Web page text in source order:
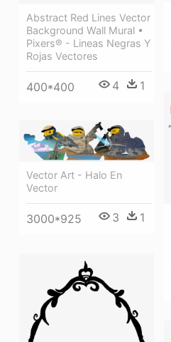
Abstract Red Lines Vector
Background Wall Mural •
Pixers® - Lineas Negras Y
Rojas Vectores
400*400 4 1
Vector Art - Halo En
Vector
3000*925 3 1